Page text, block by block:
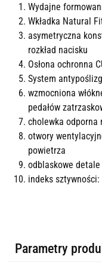
Wydajne
Wkładka Natural
asymetryczna
rozkład nacisku
Osłona ochronna
System
wzmocniona
pedałów
cholewka odporna
otwory
powietrza
odblaskowe
indeks sztywności:
Parametry